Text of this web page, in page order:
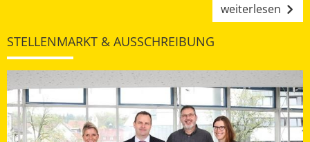
weiterlesen
STELLENMARKT & AUSSCHREIBUNG